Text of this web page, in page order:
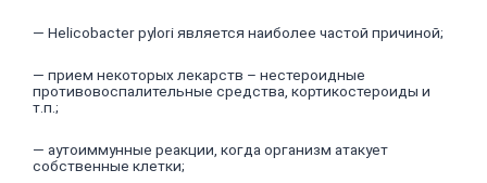
— Helicobacter pylori является наиболее частой причиной;
— прием некоторых лекарств – нестероидные
противовоспалительные средства, кортикостероиды и
т.п.;
— аутоиммунные реакции, когда организм атакует
собственные клетки;